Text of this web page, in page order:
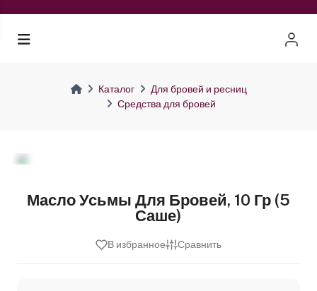
Каталог
Для бровей и ресниц
Средства для бровей
Масло Усьмы Для Бровей, 10 Гр (5
Саше)
В избранное Сравнить